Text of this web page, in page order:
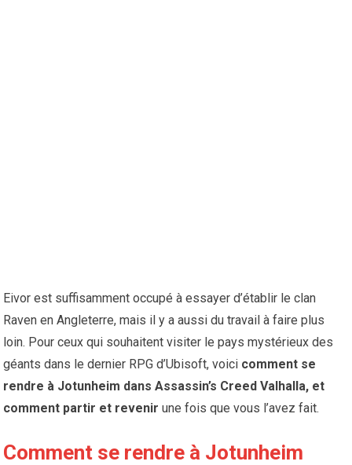
Eivor est suffisamment occupé à essayer d’établir le clan
Raven en Angleterre, mais il y a aussi du travail à faire plus
loin. Pour ceux qui souhaitent visiter le pays mystérieux des
géants dans ledernier RPG d’Ubisoft, voici comment se
rendre à Jotunheim dans Assassin’s Creed Valhalla, et
comment partir et revenir une fois que vous l’avez fait.
Comment se rendre à Jotunheim